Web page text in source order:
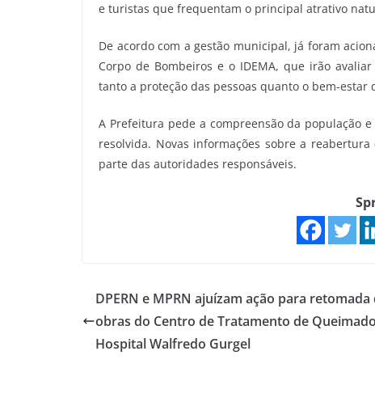
e turistas que frequentam o principal atrativo
De acordo com a gestão municipal, já foram
Corpo de Bombeiros e o IDEMA, que irão
tanto a proteção das pessoas quanto o bem-estar
A Prefeitura pede a compreensão da população
resolvida. Novas informações sobre a
parte das autoridades responsáveis.
DPERN e MPRN ajuízam ação para retomada
obras do Centro de Tratamento de
Hospital Walfredo Gurgel